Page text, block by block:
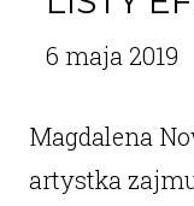
6 maja 2019
Magdalena
artystka